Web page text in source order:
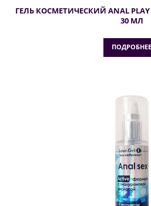
ГЕЛЬ КОСМЕТИЧЕСКИЙ ANAL
30 МЛ
ПОДРОБНЕЕ